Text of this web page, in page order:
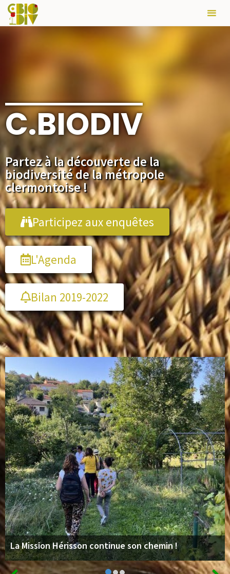
C.BIODIV
Partez à la découverte de la
biodiversité de la métropole
clermontoise !
Participez aux enquêtes
L'Agenda
Bilan 2019-2022
La Mission Hérisson continue son chemin !